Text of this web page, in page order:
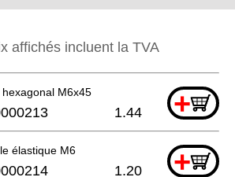
affichés incluent la TVA
hexagonal M6x45 +
1.44
élastique M6 +
1.20